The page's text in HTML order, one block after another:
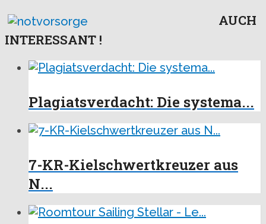
AUCH
INTERESSANT !
Plagiatsverdacht: Die systema...
7-KR-Kielschwertkreuzer aus
N...